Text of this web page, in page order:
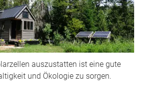
auszustatten ist eine gute
und Ökologie zu sorgen.